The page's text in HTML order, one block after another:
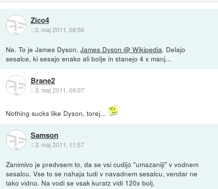
Zico4
::3. maj 2011, 08:58
Ne. To je James Dyson.James Dyson @ Wikipedia. Delajo
sesalce, ki sesajo enako ali bolje in stanejo 4 x manj...
Brane2
::3. maj 2011, 09:07
Nothing sucks like Dyson, torej...
Samson
::3. maj 2011, 11:57
Zanimivo je predvsem to, da se vsi cudijo "umazaniji" v vodnem
sesalcu. Vse to se nahaja tudi v navadnem sesalcu, vendar ne
tako vidno. Na vodi se vsak kuratz vidi 120x bolj.